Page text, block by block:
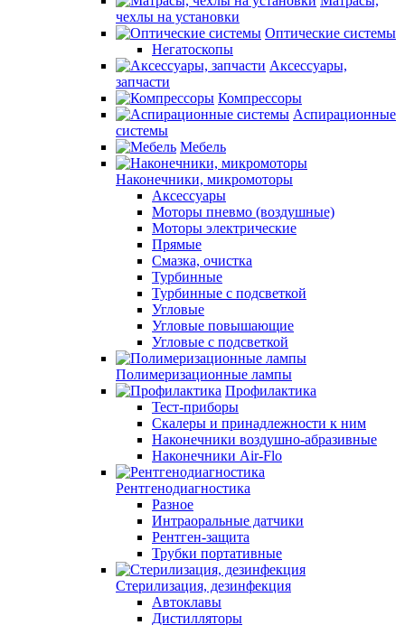
чехлы на установки
Оптические системы
Негатоскопы
Аксессуары,
запчасти
Компрессоры
Аспирационные
системы
Мебель
Наконечники, микромоторы
Аксессуары
Моторы пневмо (воздушные)
Моторы электрические
Прямые
Смазка, очистка
Турбинные
Турбинные с подсветкой
Угловые
Угловые повышающие
Угловые с подсветкой
Полимеризационные лампы
Профилактика
Тест-приборы
Скалеры и принадлежности к ним
Наконечники воздушно-абразивные
Наконечники Air-Flo
Рентгенодиагностика
Разное
Интраоральные датчики
Рентген-защита
Трубки портативные
Стерилизация, дезинфекция
Автоклавы
Дистилляторы